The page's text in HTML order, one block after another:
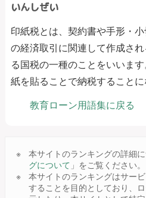
いんしぜい
印紙税とは、契約書や手形・
の経済取引に関連して作成さ
る国税の一種のことをいいま
紙を貼ることで納税することに
教育ローン用語集に戻る
本サイトのランキングの詳細
グについて 」をご覧ください。
本サイトのランキングはサー
することを目的としており、